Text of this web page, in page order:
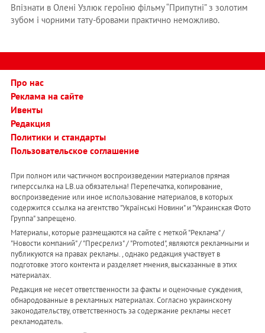
Впізнати в Олені Узлюк героїню фільму “Припутні” з золотим
зубом і чорними тату-бровами практично неможливо.
Про нас
Реклама на сайте
Ивенты
Редакция
Политики и стандарты
Пользовательское соглашение
При полном или частичном воспроизведении материалов прямая
гиперссылка на LB.ua обязательна! Перепечатка, копирование,
воспроизведение или иное использование материалов, в которых
содержится ссылка на агентство "Українськi Новини" и "Украинская Фото
Группа" запрещено.
Материалы, которые размещаются на сайте с меткой "Реклама" /
"Новости компаний" / "Пресрелиз" / "Promoted", являются рекламными и
публикуются на правах рекламы. , однако редакция участвует в
подготовке этого контента и разделяет мнения, высказанные в этих
материалах.
Редакция не несет ответственности за факты и оценочные суждения,
обнародованные в рекламных материалах. Согласно украинскому
законодательству, ответственность за содержание рекламы несет
рекламодатель.